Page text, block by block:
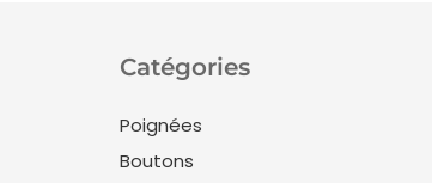
Catégories
Poignées
Boutons